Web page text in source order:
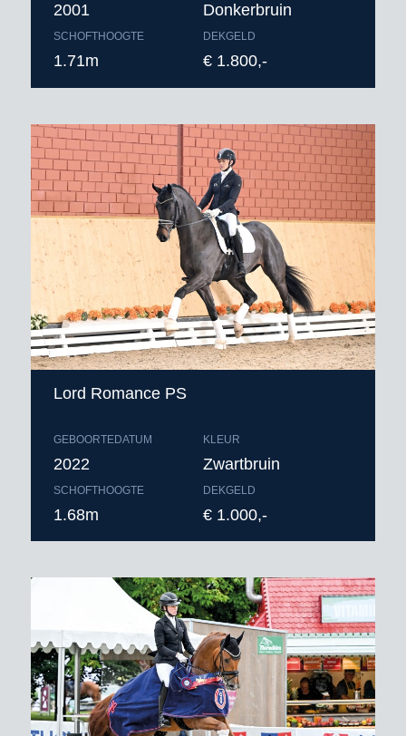
2001
SCHOFTHOOGTE
1.71m
Donkerbruin
DEKGELD
€ 1.800,-
Lord Romance PS
GEBOORTEDATUM
2022
SCHOFTHOOGTE
1.68m
KLEUR
Zwartbruin
DEKGELD
€ 1.000,-